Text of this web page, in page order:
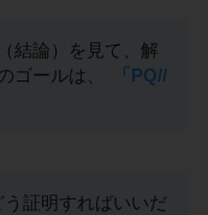
結論）を見て、解
ゴールは、
「PQ//
う証明すればいいだ